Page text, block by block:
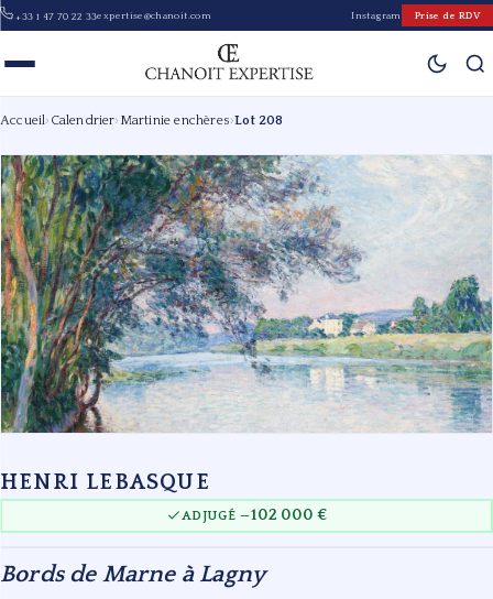
+33 1 47 70 22 33expertise@chanoit.com Instagram Prise de RDV
Accueil› Calendrier› Martinie enchères›Lot 208
HENRI LEBASQUE
ADJUGÉ —102 000 €
Bords de Marne à Lagny